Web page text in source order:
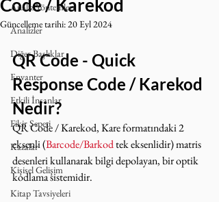
Analiz Yöntemleri
Analizler
Diğer Başlıklar
Envanter
Etkili İnsanlar
Fikir Sepeti
Kazalar
Kişisel Gelişim
Kitap Tavsiyeleri
Code / Karekod
Güncelleme tarihi:20 Eyl 2024
QR Code - Quick
Response Code / Karekod
Nedir?
QR Code / Karekod, Kare formatındaki 2
eksenli (Barcode/Barkod tek eksenlidir) matris
desenleri kullanarak bilgi depolayan, bir optik
kodlama sistemidir.